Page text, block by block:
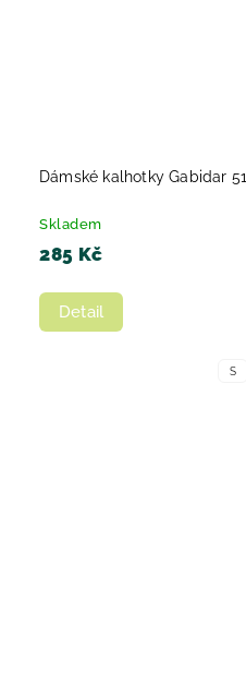
Dámské kalhotky Gabidar 51
Skladem
285 Kč
Detail
S